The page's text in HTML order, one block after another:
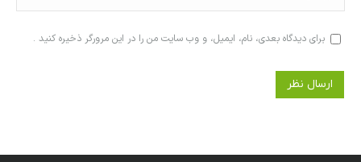
برای دیدگاه بعدی، نام، ایمیل، و وب سایت من را در این مرورگر ذخیره کنید .
ارسال نظر